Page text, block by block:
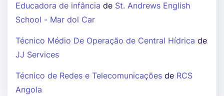
Educadora de infância de St. Andrews English
School - Mar dol Car
Técnico Médio De Operação de Central Hídrica de
JJ Services
Técnico de Redes e Telecomunicações de RCS
Angola